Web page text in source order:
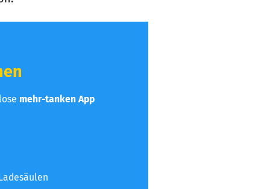
mehr-tanken App